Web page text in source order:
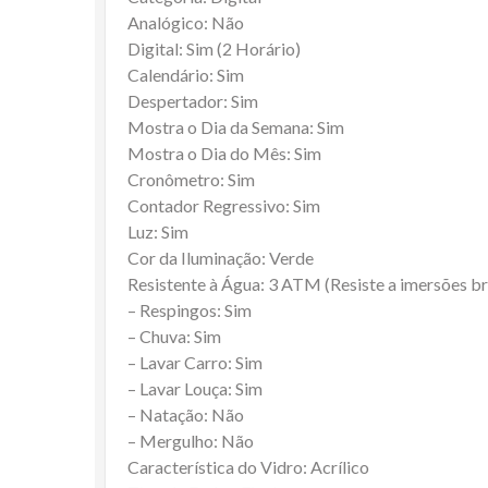
Analógico: Não
Digital: Sim (2 Horário)
Calendário: Sim
Despertador: Sim
Mostra o Dia da Semana: Sim
Mostra o Dia do Mês: Sim
Cronômetro: Sim
Contador Regressivo: Sim
Luz: Sim
Cor da Iluminação: Verde
Resistente à Água: 3 ATM (Resiste a imersões
– Respingos: Sim
– Chuva: Sim
– Lavar Carro: Sim
– Lavar Louça: Sim
– Natação: Não
– Mergulho: Não
Característica do Vidro: Acrílico